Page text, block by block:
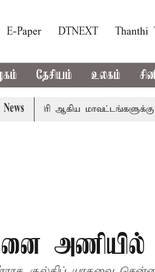
E-Paper DTNEXT Thanthi
தேசியம் உலகம்
ஆகிய மாவட்டங்களுக்கு
அணியில்